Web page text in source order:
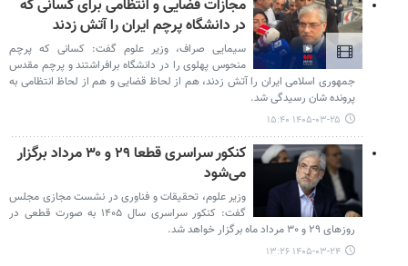
مجازات قضایی و انتظامی برای کسانی که
در دانشگاه پرچم ایران را آتش زدند
سیمایی صراف، وزیر علوم گفت: کسانی که پرچم
منحوس پهلوی را در دانشگاه برافراشتند و پرچم مقدس
جمهوری اسلامی ایران را آتش زدند، هم از لحاظ قضایی و هم از لحاظ انتظامی به
پرونده شان رسیدگی شد.
۱۴۰۵-۰۳-۲۵ ۱۵:۴۰
کنکور سراسری قطعا ۲۹ و ۳۰ مرداد برگزار
می‌شود
وزیر علوم، تحقیقات و فناوری در نشست مجازی مجلس
گفت: کنکور سراسری سال ۱۴۰۵ به صورت قطعی در
روزهای ۲۹ و ۳۰ مرداد ماه برگزار خواهد شد.
۱۴۰۵-۰۳-۲۴ ۱۳:۲۶